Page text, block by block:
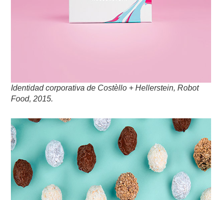
Identidad corporativa de Costèllo + Hellerstein, Robot
Food, 2015.